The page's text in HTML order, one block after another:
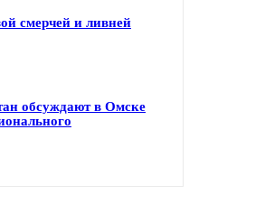
смерчей и ливней
обсуждают в Омске